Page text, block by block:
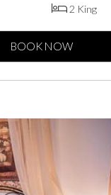
2 King
BOOK NOW